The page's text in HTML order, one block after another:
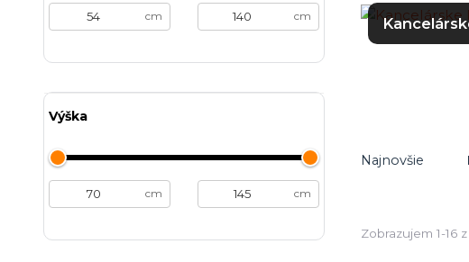
Najnovšie
Zobrazujem 1-16 z
cm cm
Výška
cm cm